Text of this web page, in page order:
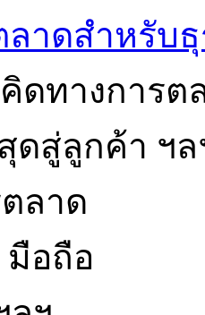
ลาดสำหรั
ดทางการต
ดสู่ลูกค้า ฯล